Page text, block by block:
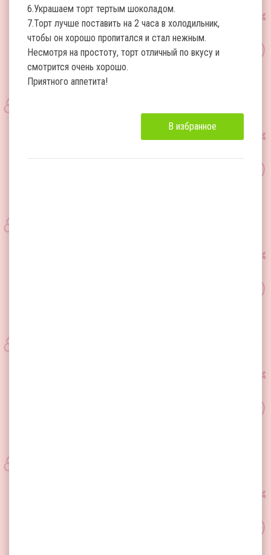
6.Украшаем торт тертым шоколадом.
7.Торт лучше поставить на 2 часа в холодильник,
чтобы он хорошо пропитался и стал нежным.
Несмотря на простоту, торт отличный по вкусу и
смотрится очень хорошо.
Приятного аппетита!
В избранное